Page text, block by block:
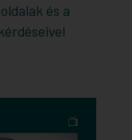
és a